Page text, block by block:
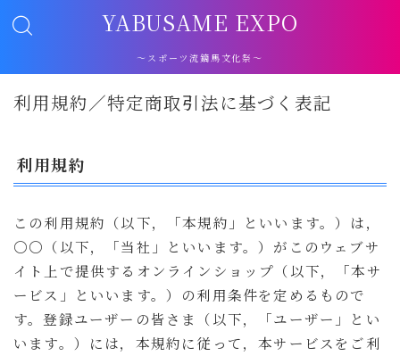
YABUSAME EXPO
～スポーツ流鏑馬文化祭～
利用規約／特定商取引法に基づく表記
利用規約
この利用規約（以下，「本規約」といいます。）は，
〇〇（以下，「当社」といいます。）がこのウェブサ
イト上で提供するオンラインショップ（以下，「本サ
ービス」といいます。）の利用条件を定めるもので
す。登録ユーザーの皆さま（以下，「ユーザー」とい
います。）には，本規約に従って，本サービスをご利